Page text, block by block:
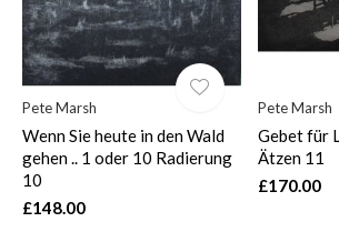
Pete Marsh
Wenn Sie heute in den Wald
gehen .. 1 oder 10 Radierung
10
£148.00
Pete Marsh
Gebet für
Ätzen 11
£170.00